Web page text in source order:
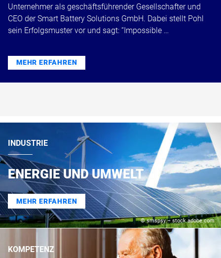
Unternehmer als geschäftsführender Gesellschafter und
CEO der Smart Battery Solutions GmbH. Dabei stellt Pohl
sein Erfolgsmuster vor und sagt: “Impossible …
MEHR ERFAHREN
© smspsy – stock.adobe.com
INDUSTRIE
ENERGIE UND UMWELT
MEHR ERFAHREN
KOMPETENZ